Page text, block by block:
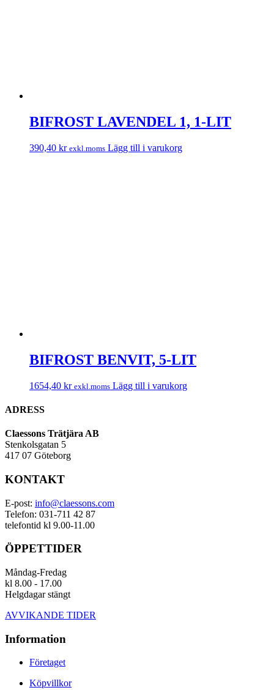
BIFROST LAVENDEL 1, 1-LIT
390,40 kr exkl.moms Lägg till i varukorg
BIFROST BENVIT, 5-LIT
1654,40 kr exkl.moms Lägg till i varukorg
ADRESS
Claessons Trätjära AB
Stenkolsgatan 5
417 07 Göteborg
KONTAKT
E-post: info@claessons.com
Telefon: 031-711 42 87
telefontid kl 9.00-11.00
ÖPPETTIDER
Måndag-Fredag
kl 8.00 - 17.00
Helgdagar stängt
AVVIKANDE TIDER
Information
Företaget
Köpvillkor